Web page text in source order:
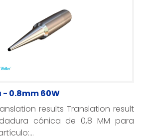
0.8mm 60W
results Translation result
cónica de 0,8 MM para